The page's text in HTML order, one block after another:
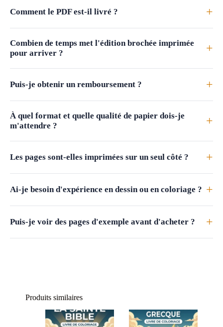
Comment le PDF est-il livré ? +
Combien de temps met l'édition brochée imprimée
pour arriver ?
+
Puis-je obtenir un remboursement ? +
À quel format et quelle qualité de papier dois-je
m'attendre ?
+
Les pages sont-elles imprimées sur un seul côté ? +
Ai-je besoin d'expérience en dessin ou en coloriage ? +
Puis-je voir des pages d'exemple avant d'acheter ? +
Produits similaires